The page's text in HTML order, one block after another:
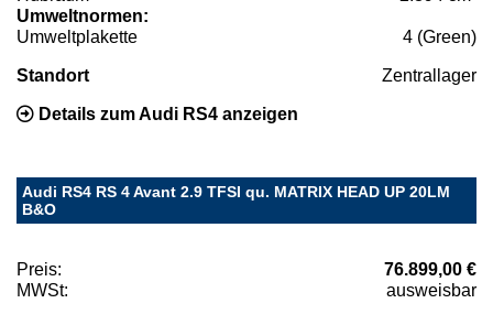
Umweltnormen:
Umweltplakette
4 (Green)
Standort Zentrallager
Details zum Audi RS4 anzeigen
Audi RS4 RS 4 Avant 2.9 TFSI qu. MATRIX HEAD UP 20LM
B&O
Preis:
76.899,00 €
MWSt:
ausweisbar